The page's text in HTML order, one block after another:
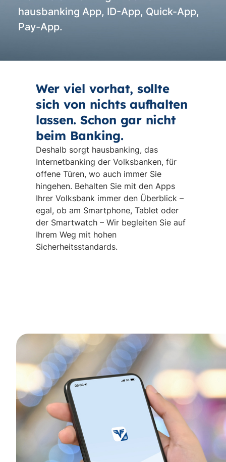
hausbanking App, ID-App, Quick-App,
Pay-App.
Wer viel vorhat, sollte
sich von nichts aufhalten
lassen. Schon gar nicht
beim Banking.
Deshalb sorgt hausbanking, das
Internetbanking der Volksbanken, für
offene Türen, wo auch immer Sie
hingehen. Behalten Sie mit den Apps
Ihrer Volksbank immer den Überblick –
egal, ob am Smartphone, Tablet oder
der Smartwatch – Wir begleiten Sie auf
Ihrem Weg mit hohen
Sicherheitsstandards.